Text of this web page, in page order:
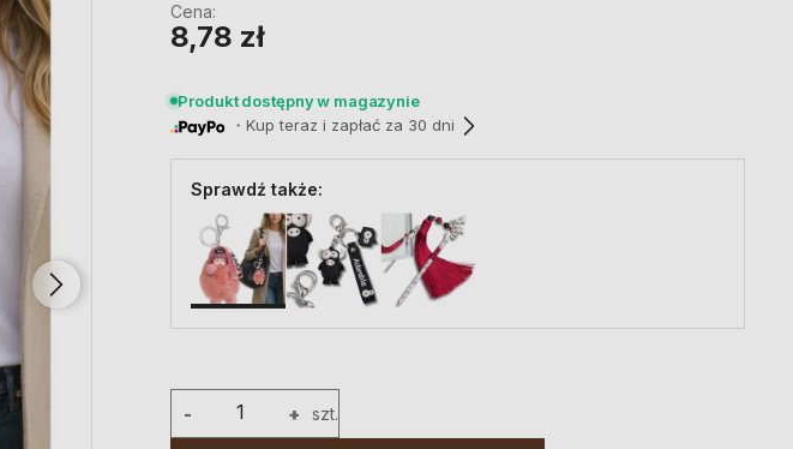
Cena:
8,78 zł
Produkt dostępny w magazynie
・Kup teraz i zapłać za 30 dni
Sprawdź także:
+
- szt.